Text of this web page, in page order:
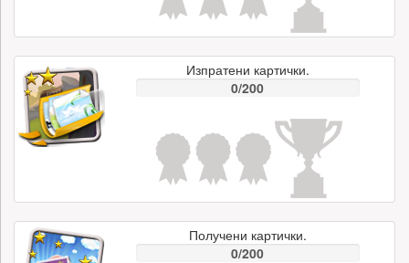
Изпратени картички.
0/200
Получени картички.
0/200